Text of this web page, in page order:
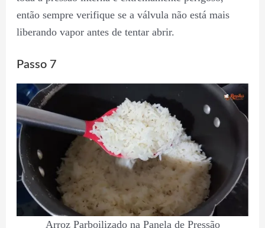
então sempre verifique se a válvula não está mais
liberando vapor antes de tentar abrir.
Passo 7
Arroz Parboilizado na Panela de Pressão